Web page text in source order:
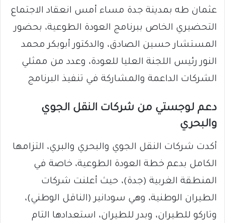
عثمان طه بمدينة جدة مساء أمس انعقاد الاجتماع
التحضيري الخاص ببرنامج العودة الطوعية، بحضور
المستشار حسين الصادق، والدكتور أبوبكر محمد
النور رئيس اللجنة العليا للعودة، وعدد من ممثلي
الشركات الداعمة والمشاركة في تنفيذ البرنامج
دعم لوجستي من شركات النقل الجوي
والبحري
أكدت شركات النقل الجوي والبحري والبري، التزامها
الكامل بدعم خطة العودة الطوعية، خاصة في
المنطقة الغربية (جدة)، حيث أعلنت شركات
الطيران الوطنية، وهي سودانير (الناقل الوطني)،
وتاركو للطيران، وبدر للطيران، استعدادها التام